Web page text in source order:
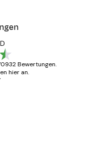
Bewertungen.
hier an.